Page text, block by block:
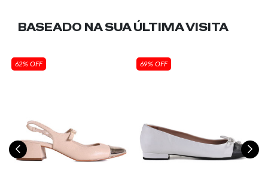
BASEADO NA SUAÚLTIMA VISITA
62% OFF 69% OFF